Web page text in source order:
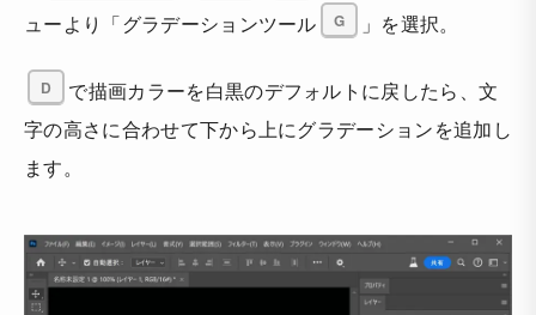
ューより「グラデーションツール
G 」を選択。
D
で描画カラーを白黒のデフォルトに戻したら、文
字の高さに合わせて下から上にグラデーションを追加し
ます。